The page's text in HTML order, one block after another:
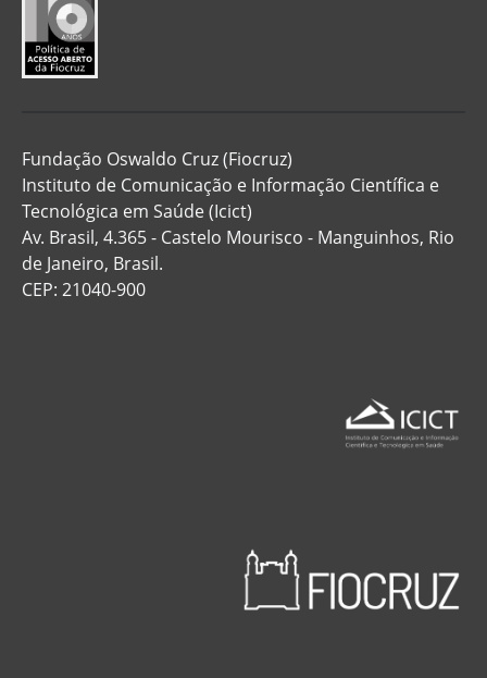
Fundação Oswaldo Cruz (Fiocruz)
Instituto de Comunicação e Informação Científica e
Tecnológica em Saúde (Icict)
Av. Brasil, 4.365 - Castelo Mourisco - Manguinhos, Rio
de Janeiro, Brasil.
CEP: 21040-900